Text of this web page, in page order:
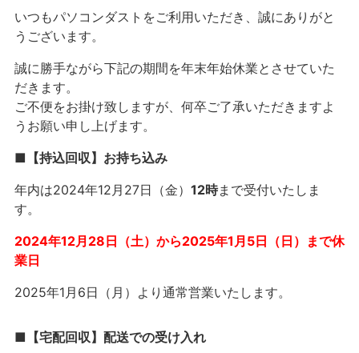
いつもパソコンダストをご利用いただき、誠にありがと
うございます。
誠に勝手ながら下記の期間を年末年始休業とさせていた
だきます。
ご不便をお掛け致しますが、何卒ご了承いただきますよ
うお願い申し上げます。
■【持込回収】お持ち込み
年内は2024年12月27日（金） 12時まで受付いたしま
す。
2024年12月28日（土）から2025年1月5日（日）まで休
業日
2025年1月6日（月）より通常営業いたします。
■【宅配回収】配送での受け入れ